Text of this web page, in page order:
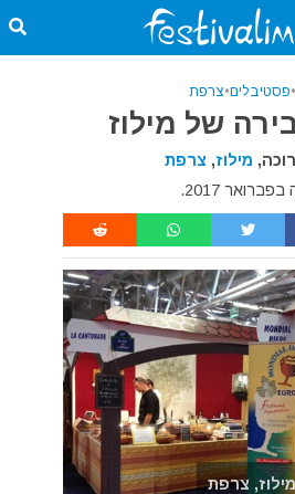
•פסטיבלים•צרפת
של מילוז
מילוז, צרפת
2017.
צרפת